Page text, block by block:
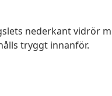
nederkant vidrör
tryggt innanför.